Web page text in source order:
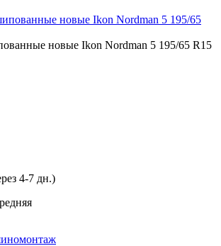
новые Ikon Nordman 5 195/65 R15
4-7 дн.)